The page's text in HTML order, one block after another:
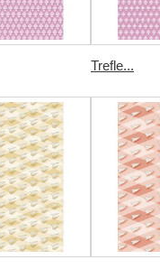
Trefle...